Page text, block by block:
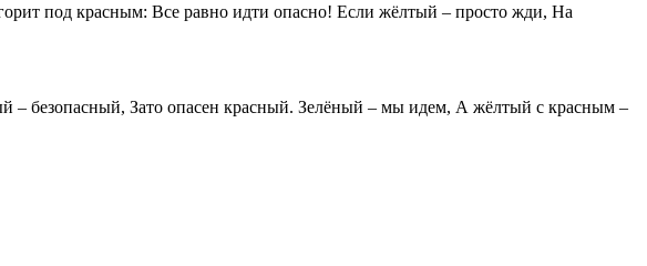
под красным: Все равно идти опасно! Если жёлтый – просто жди, На
– безопасный, Зато опасен красный. Зелёный – мы идем, А жёлтый с красным –